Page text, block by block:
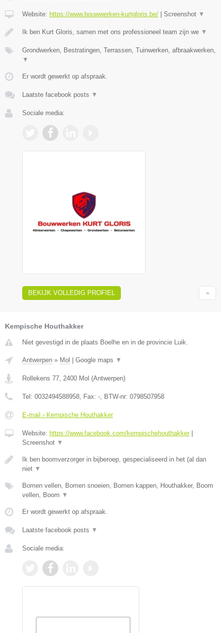
Website: https://www.bouwwerken-kurtgloris.be/ | Screenshot ▼
Ik ben Kurt Gloris, samen met ons professioneel team zijn we ▼
Grondwerken, Bestratingen, Terrassen, Tuinwerken, afbraakwerken,
▼
Er wordt gewerkt op afspraak.
Laatste facebook posts ▼
Sociale media:
BEKIJK VOLLEDIG PROFIEL
Kempische Houthakker
Niet gevestigd in de plaats Boelhe en in de provincie Luik.
Antwerpen » Mol | Google maps ▼
Rollekens 77 2400 Mol (Antwerpen)
Tel: 0032494588958 , Fax: - , BTW-nr: 0798507958
E-mail › Kempische Houthakker
Website: https://www.facebook.com/kempischehouthakker|
Screenshot ▼
Ik ben boomverzorger in bijberoep, gespecialiseerd in het (al dan
niet ▼
Bomen vellen, Bomen snoeien, Bomen kappen, Houthakker, Boom
vellen, Boom ▼
Er wordt gewerkt op afspraak.
Laatste facebook posts ▼
Sociale media: